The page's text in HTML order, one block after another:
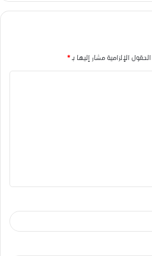
الحقول الإلزامية مشار إليها بـ*